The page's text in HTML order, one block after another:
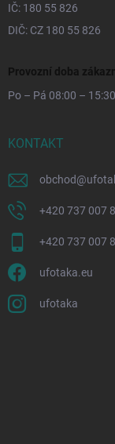
IČ: 180 55 826
DIČ: CZ 180 55 826
Provozní doba
Po – Pá 08:00 – 15:30
KONTAKT
obchod@
+420 737 007
+420 737 007
ufotaka.eu
ufotaka